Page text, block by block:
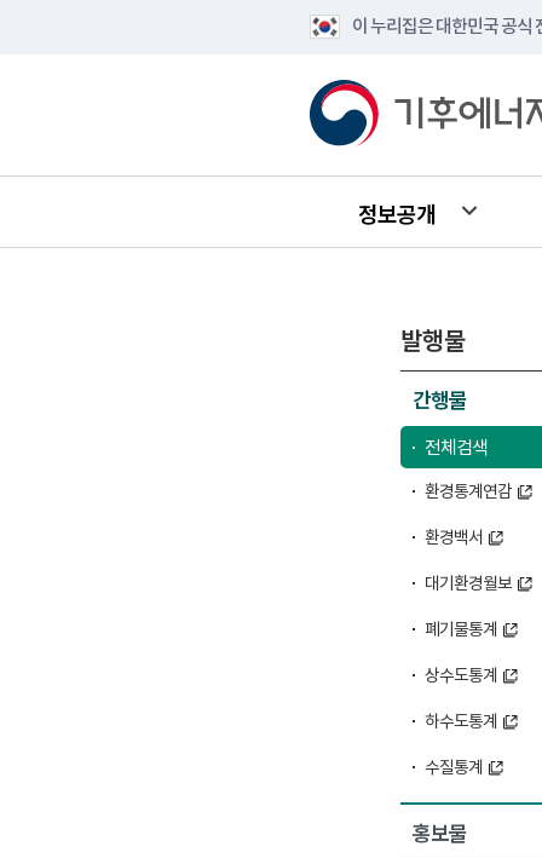
이 누리집은 대한민국 공식
정보공개
발행물
간행물
전체검색
환경통계연감
환경백서
대기환경월보
폐기물통계
상수도통계
하수도통계
수질통계
홍보물